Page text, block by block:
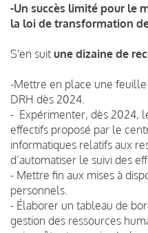
-Un succès limité pour le
la loi de transformation
S'en suit une dizaine de
-Mettre en place une
DRH dès 2024.
- Expérimenter, dès 2024,
effectifs proposé par le
informatiques relatifs aux
d’automatiser le suivi des
- Mettre fin aux mises à
personnels.
- Élaborer un tableau de
gestion des ressources